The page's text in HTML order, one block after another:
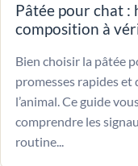
Pâtée pour chat
composition à
Bien choisir la pâtée
promesses rapides et
l’animal. Ce guide
comprendre les
routine...